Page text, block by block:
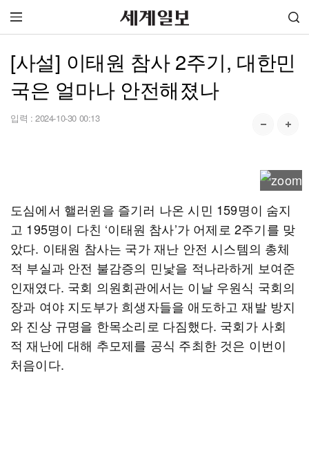
[사설] 이태원 참사 2주기, 대한민
국은 얼마나 안전해졌나
입력 : 2024-10-30 00:13
도심에서 핼러윈을 즐기러 나온 시민 159명이 숨지
고 195명이 다친 ‘이태원 참사’가 어제로 2주기를 맞
았다. 이태원 참사는 국가 재난 안전 시스템의 총체
적 부실과 안전 불감증의 민낯을 적나라하게 보여준
인재였다. 국회 의원회관에서는 이날 우원식 국회의
장과 여야 지도부가 희생자들을 애도하고 재발 방지
와 진상 규명을 한목소리로 다짐했다. 국회가 사회
적 재난에 대해 추모제를 공식 주최한 것은 이번이
처음이다.